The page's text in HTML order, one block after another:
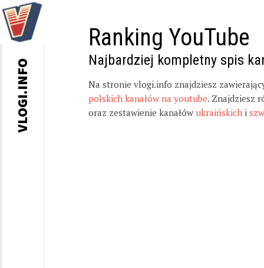
Ranking YouTube
Najbardziej kompletny spis
Na stronie vlogi.info znajdziesz
polskich kanałów na youtube. Znajdziesz
oraz zestawienie kanałów ukraińskich i
VLOGI.INFO